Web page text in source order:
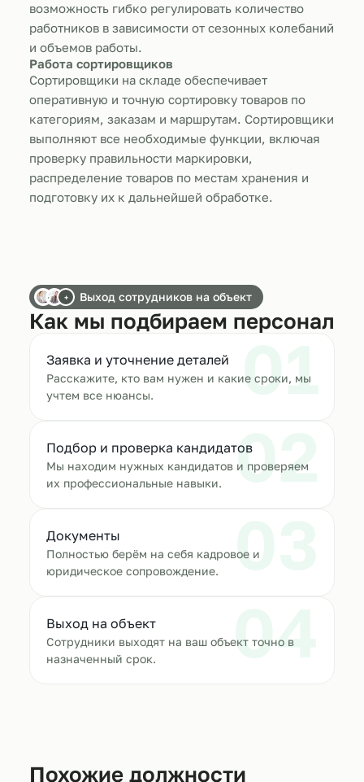
возможность гибко регулировать количество
работников в зависимости от сезонных колебаний
и объемов работы.
Работа сортировщиков
Сортировщики на складе обеспечивает
оперативную и точную сортировку товаров по
категориям, заказам и маршрутам. Сортировщики
выполняют все необходимые функции, включая
проверку правильности маркировки,
распределение товаров по местам хранения и
подготовку их к дальнейшей обработке.
+ Выход сотрудников на объект
Как мы подбираем персонал
01
Заявка и уточнение деталей
Расскажите, кто вам нужен и какие сроки, мы
учтем все нюансы.
02
Подбор и проверка кандидатов
Мы находим нужных кандидатов и проверяем
их профессиональные навыки.
03
Документы
Полностью берём на себя кадровое и
юридическое сопровождение.
04
Выход на объект
Сотрудники выходят на ваш объект точно в
назначенный срок.
Похожие должности